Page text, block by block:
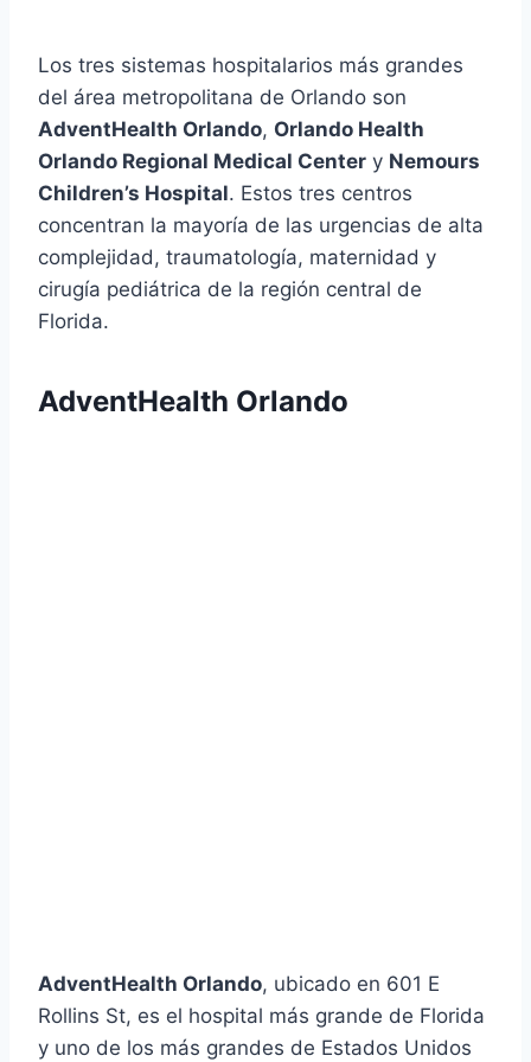
Los tres sistemas hospitalarios más grandes
del área metropolitana de Orlando son
AdventHealth Orlando, Orlando Health
Orlando Regional Medical Center y Nemours
Children’s Hospital. Estos tres centros
concentran la mayoría de las urgencias de alta
complejidad, traumatología, maternidad y
cirugía pediátrica de la región central de
Florida.
AdventHealth Orlando
AdventHealth Orlando, ubicado en 601 E
Rollins St, es el hospital más grande de Florida
y uno de los más grandes de Estados Unidos